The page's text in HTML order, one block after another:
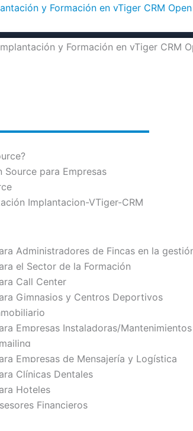
y Formación en vTiger CRM
Source para Empresas
Implantacion-VTiger-CRM
Administradores de Fincas en la
el Sector de la Formación
Call Center
Gimnasios y Centros Deportivos
Empresas Instaladoras/Mantenimientos
Empresas de Mensajería y Logística
Clínicas Dentales
Hoteles
Financieros